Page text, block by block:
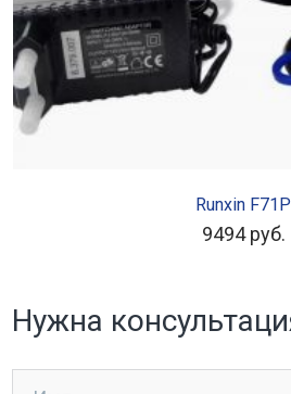
Runxin F71P
9494руб.